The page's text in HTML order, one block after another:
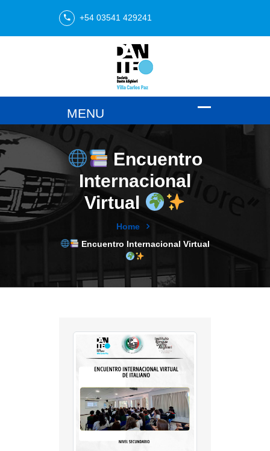
+54 03541 429241
Encuentro
Internacional
Virtual
Home
Encuentro Internacional Virtual